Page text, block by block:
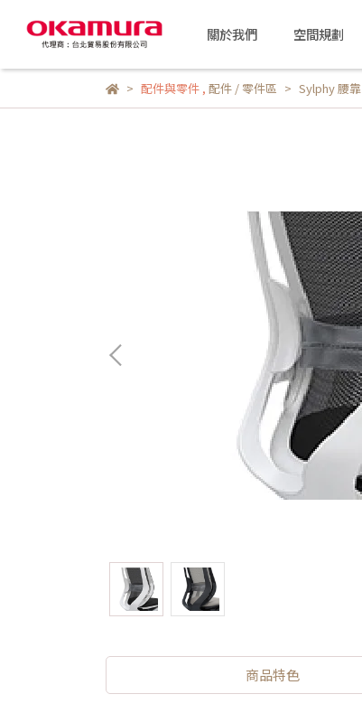
關於我們 空間規劃
配件與零件, 配件 / 零件區 Sylphy 腰靠
商品特色